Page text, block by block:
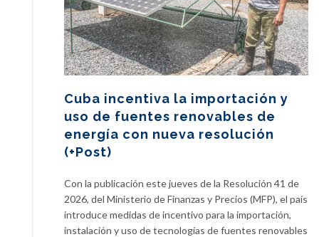
Cuba incentiva la importación y
uso de fuentes renovables de
energía con nueva resolución
(+Post)
Con la publicación este jueves de la Resolución 41 de
2026, del Ministerio de Finanzas y Precios (MFP), el país
introduce medidas de incentivo para la importación,
instalación y uso de tecnologías de fuentes renovables